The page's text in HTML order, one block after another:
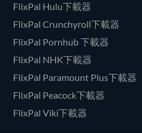
FlixPal Hulu下載器
FlixPal Crunchyroll下載器
FlixPal Pornhub 下載器
FlixPal NHK下載器
FlixPal Paramount Plus下載器
FlixPal Peacock下載器
FlixPal Viki下載器